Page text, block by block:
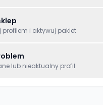
profilem i aktywuj pakiet
lub nieaktualny profil